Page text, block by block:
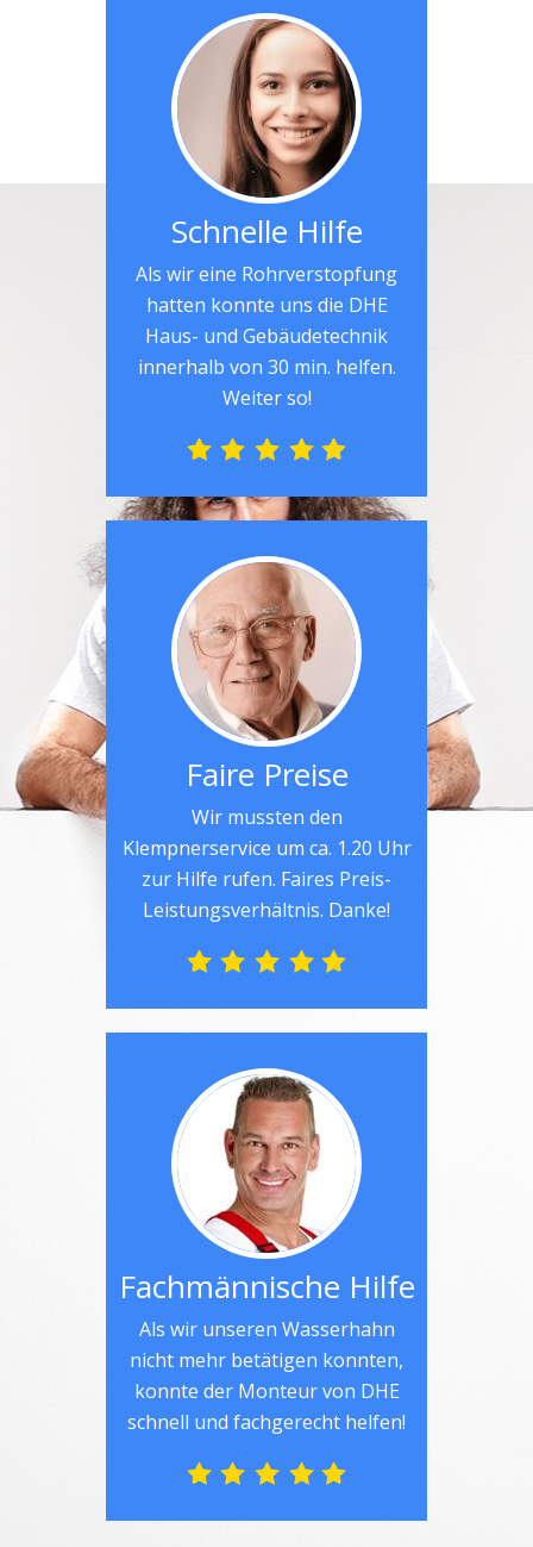
Schnelle Hilfe
Als wir eine Rohrverstopfung
hatten konnte uns die DHE
Haus- und Gebäudetechnik
innerhalb von 30 min. helfen.
Weiter so!
Faire Preise
Wir mussten den
Klempnerservice um ca. 1.20 Uhr
zur Hilfe rufen. Faires Preis-
Leistungsverhältnis. Danke!
Fachmännische Hilfe
Als wir unseren Wasserhahn
nicht mehr betätigen konnten,
konnte der Monteur von DHE
schnell und fachgerecht helfen!